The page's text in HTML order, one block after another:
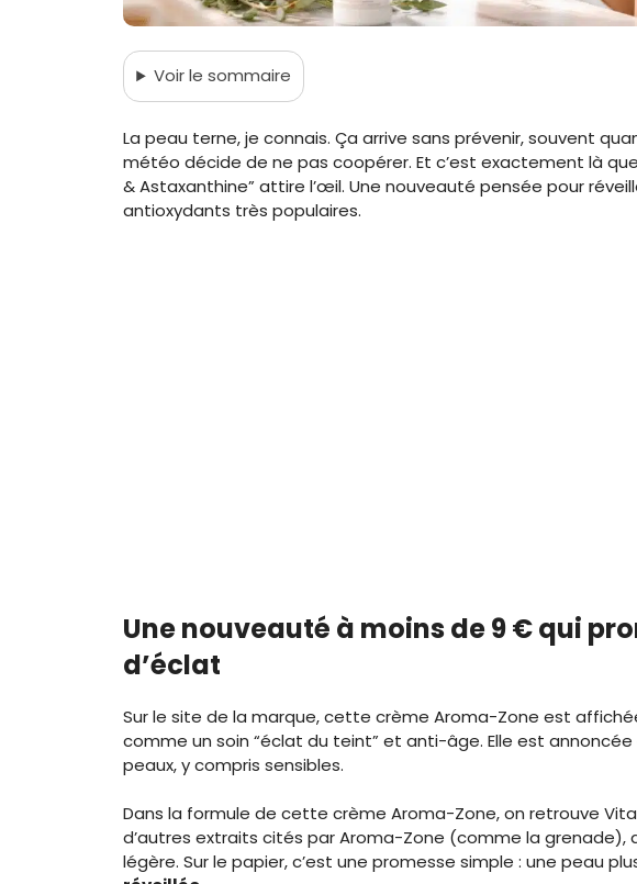
Voirle sommaire
La peau terne, je connais. Ça arrive sans prévenir, souvent
météo décide de ne pas coopérer. Et c’est exactement là
& Astaxanthine” attire l’œil. Une nouveauté pensée pour
antioxydants très populaires.
Une nouveauté à moins de 9 € qui
d’éclat
Sur le site de la marque, cette crème Aroma-Zone est
comme un soin “éclat du teint” et anti-âge. Elle est
peaux, y compris sensibles.
Dans la formule de cette crème Aroma-Zone, on retrouve
d’autres extraits cités par Aroma-Zone (comme la
légère. Sur le papier, c’est une promesse simple : une peau